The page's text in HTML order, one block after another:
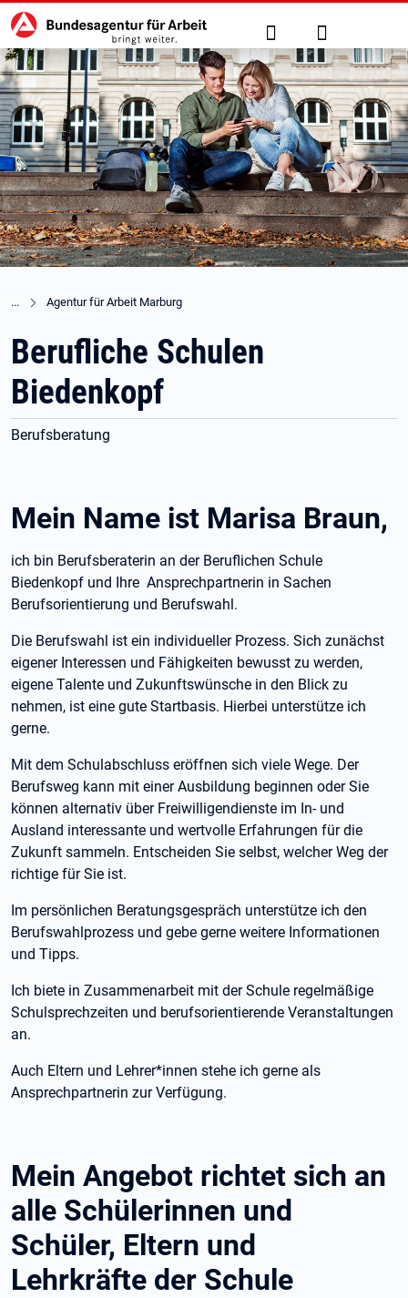
zu den Hauptinhalten springen
Hauptnavigation Suche Anmelden
Agentur für Arbeit Marburg
Berufliche Schulen
Biedenkopf
Berufsberatung
Mein Name ist Marisa Braun,
ich bin Berufsberaterin an der Beruflichen Schule
Biedenkopf und Ihre Ansprechpartnerin in Sachen
Berufsorientierung und Berufswahl.
Die Berufswahl ist ein individueller Prozess. Sich zunächst
eigener Interessen und Fähigkeiten bewusst zu werden,
eigene Talente und Zukunftswünsche in den Blick zu
nehmen, ist eine gute Startbasis. Hierbei unterstütze ich
gerne.
Mit dem Schulabschluss eröffnen sich viele Wege. Der
Berufsweg kann mit einer Ausbildung beginnen oder Sie
können alternativ über Freiwilligendienste im In- und
Ausland interessante und wertvolle Erfahrungen für die
Zukunft sammeln. Entscheiden Sie selbst, welcher Weg der
richtige für Sie ist.
Im persönlichen Beratungsgespräch unterstütze ich den
Berufswahlprozess und gebe gerne weitere Informationen
und Tipps.
Ich biete in Zusammenarbeit mit der Schule regelmäßige
Schulsprechzeiten und berufsorientierende Veranstaltungen
an.
Auch Eltern und Lehrer*innen stehe ich gerne als
Ansprechpartnerin zur Verfügung.
Mein Angebot richtet sich an
alle Schülerinnen und
Schüler, Eltern und
Lehrkräfte der Schule